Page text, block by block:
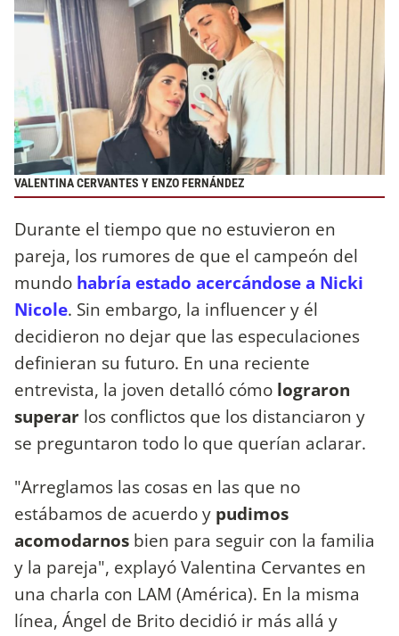
VALENTINA CERVANTES Y ENZO FERNÁNDEZ
Durante el tiempo que no estuvieron en
pareja, los rumores de que el campeón del
mundo habría estado acercándose a Nicki
Nicole. Sin embargo, la influencer y él
decidieron no dejar que las especulaciones
definieran su futuro. En una reciente
entrevista, la joven detalló cómo lograron
superar los conflictos que los distanciaron y
se preguntaron todo lo que querían aclarar.
"Arreglamos las cosas en las que no
estábamos de acuerdo y pudimos
acomodarnos bien para seguir con la familia
y la pareja", explayó Valentina Cervantes en
una charla con LAM (América). En la misma
línea, Ángel de Brito decidió ir más allá y